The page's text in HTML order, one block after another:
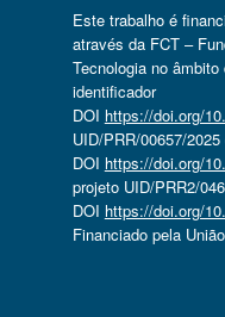
Este trabalho é
através da FCT –
Tecnologia no
identificador
DOI https://doi.org/
UID/PRR/00657/
DOI https://doi.org/
projeto UID/PRR2/
DOI https://doi.org/
Financiado pela